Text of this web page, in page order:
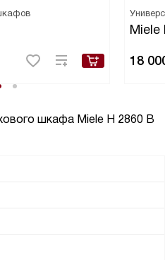
Miele
18
шкафа Miele H 2860 B